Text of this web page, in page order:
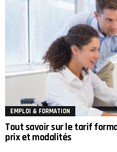
EMPLOI & FORMATION
Tout savoir sur le tarif
prix et modalités